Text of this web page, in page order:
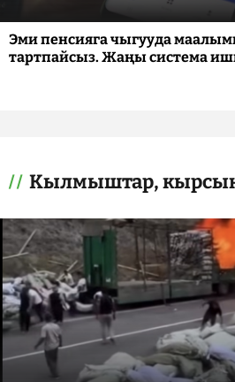
Эми пенсияга чыгууда
тартпайсыз. Жаңы система
Кылмыштар,